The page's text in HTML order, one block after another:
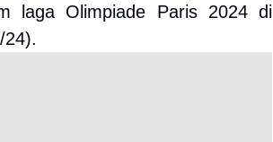
laga Olimpiade Paris 2024 di
24).